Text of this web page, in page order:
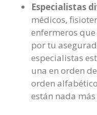
Especialistas
médicos,
enfermeros
por tu
especialistas
una en orden
orden
están nada